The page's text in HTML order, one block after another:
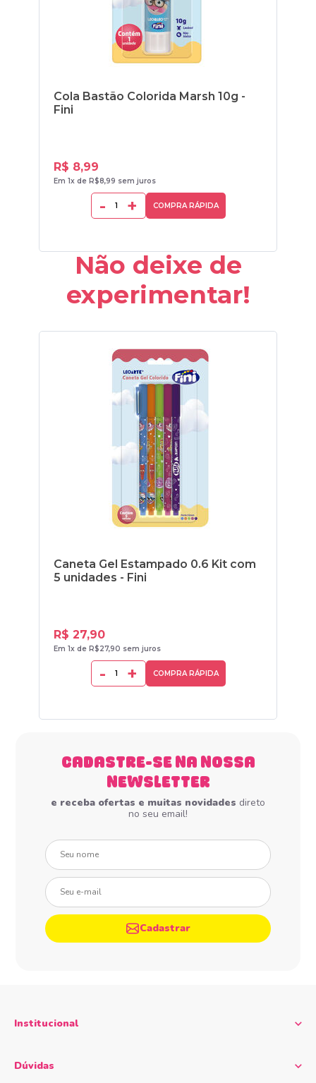
Cola Bastão Colorida Marsh 10g -
Fini
R$ 8,99
Em 1x de R$8,99 sem juros
- + COMPRA RÁPIDA
Não deixe de
experimentar!
Caneta Gel Estampado 0.6 Kit com
5 unidades - Fini
R$ 27,90
Em 1x de R$27,90 sem juros
- + COMPRA RÁPIDA
CADASTRE-SE NA NOSSA
NEWSLETTER
e receba ofertas e muitas novidades direto
no seu email!
Seu nome
Seu e-mail
Cadastrar
Institucional
Dúvidas